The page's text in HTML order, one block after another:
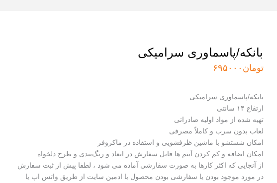
بانکه/پاسماوری سرامیکی
تومان ۶۹۵۰۰۰
بانکه/پاسماوری سرامیکی
ارتفاع ۱۴ سانتی
تهیه شده از مواد اولیه صادراتی
لعاب بدون سرب و کاملاً مصرفی
امکان شستشو با ماشین ظرفشویی و استفاده در ماکروفر
امکان اضافه و کم کردن آیتم ها قابل سفارش در ابعاد و رنگ‌بندی و طرح دلخواه
از آنجایی که اکثر کارها به صورت سفارشی آماده می شود ، لطفا پیش از ثبت سفارش
در مورد موجود بودن یا سفارشی بودن محصول با ادمین سایت از طریق واتس اپ یا